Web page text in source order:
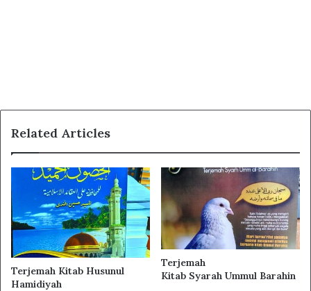
Related Articles
Terjemah Kitab Husunul
Hamidiyah
Terjemah
Kitab Syarah Ummul Barahin